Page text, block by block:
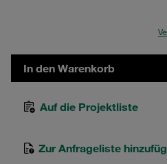
In den Warenkorb
Auf die Projektliste
Zur Anfrageliste